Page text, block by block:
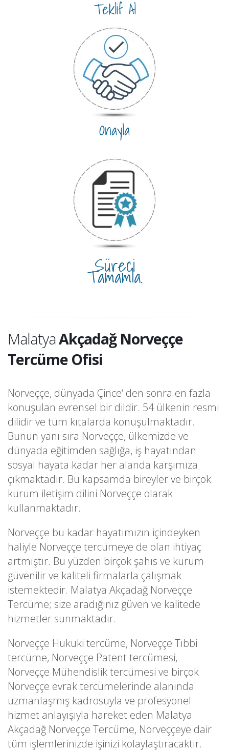
Teklif Al
Onayla
Süreci
Tamamla.
MalatyaAkçadağ Norveççe
Tercüme Ofisi
Norveççe, dünyada Çince‘ den sonra en fazla
konuşulan evrensel bir dildir. 54 ülkenin resmi
dilidir ve tüm kıtalarda konuşulmaktadır.
Bunun yanı sıra Norveççe, ülkemizde ve
dünyada eğitimden sağlığa, iş hayatından
sosyal hayata kadar her alanda karşımıza
çıkmaktadır. Bu kapsamda bireyler ve birçok
kurum iletişim dilini Norveççe olarak
kullanmaktadır.
Norveççe bu kadar hayatımızın içindeyken
haliyle Norveççe tercümeye de olan ihtiyaç
artmıştır. Bu yüzden birçok şahıs ve kurum
güvenilir ve kaliteli firmalarla çalışmak
istemektedir. Malatya Akçadağ Norveççe
Tercüme; size aradığınız güven ve kalitede
hizmetler sunmaktadır.
Norveççe Hukuki tercüme, Norveççe Tıbbi
tercüme, Norveççe Patent tercümesi,
Norveççe Mühendislik tercümesi ve birçok
Norveççe evrak tercümelerinde alanında
uzmanlaşmış kadrosuyla ve profesyonel
hizmet anlayışıyla hareket eden Malatya
Akçadağ Norveççe Tercüme, Norveççeye dair
tüm işlemlerinizde işinizi kolaylaştıracaktır.